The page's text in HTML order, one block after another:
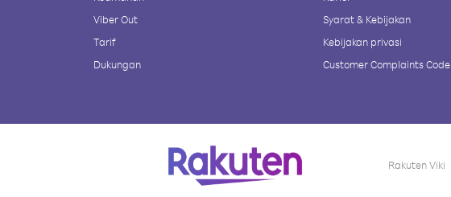
Viber Out
Tarif
Dukungan
Syarat & Kebijakan
Kebijakan privasi
Customer Complaints Code
Rakuten Viki